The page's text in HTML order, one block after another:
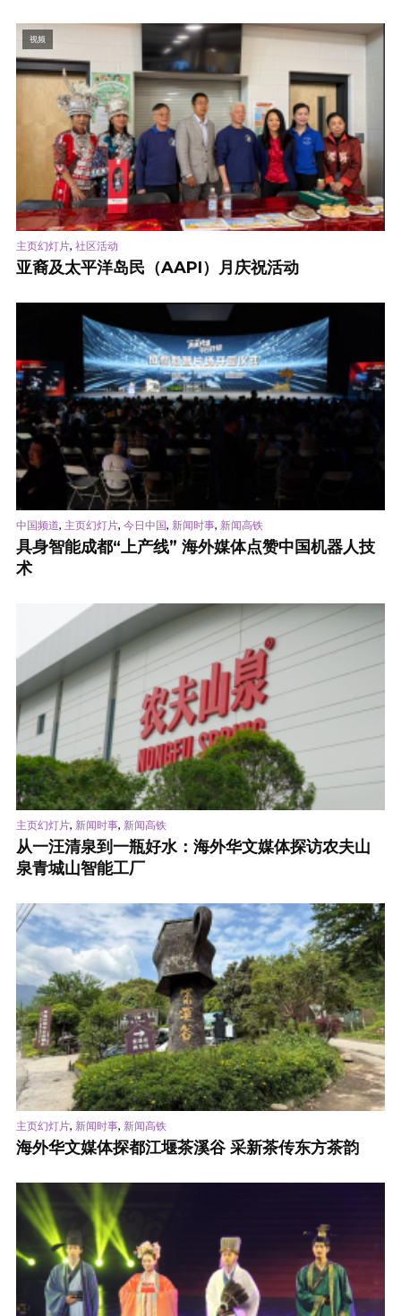
视频
主页幻灯片, 社区活动
亚裔及太平洋岛民（AAPI）月庆祝活动
中国频道, 主页幻灯片, 今日中国, 新闻时事, 新闻高铁
具身智能成都“上产线” 海外媒体点赞中国机器人技
术
主页幻灯片, 新闻时事, 新闻高铁
从一汪清泉到一瓶好水：海外华文媒体探访农夫山
泉青城山智能工厂
主页幻灯片, 新闻时事, 新闻高铁
海外华文媒体探都江堰茶溪谷 采新茶传东方茶韵